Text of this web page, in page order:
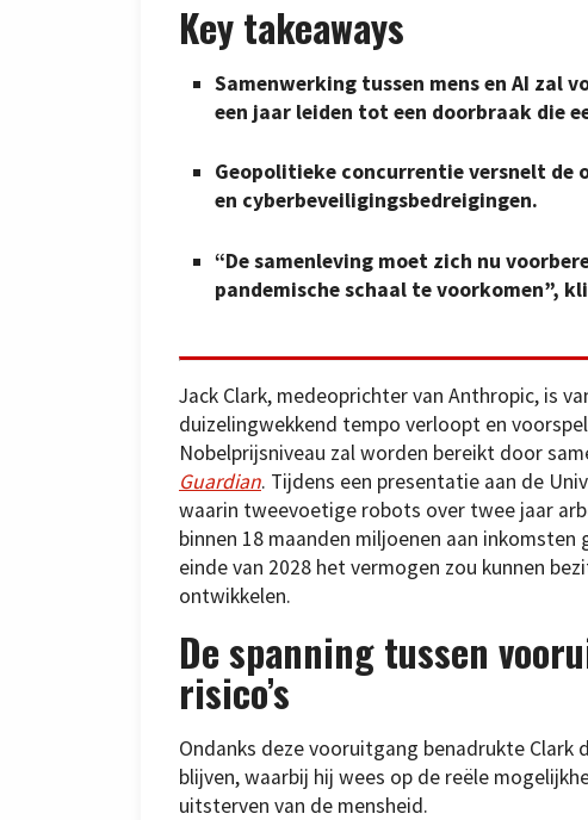
Key takeaways
Samenwerking tussen mens en AI zal
een jaar leiden tot een doorbraak die
Geopolitieke concurrentie versnelt de
en cyberbeveiligingsbedreigingen.
“De samenleving moet zich nu
pandemische schaal te voorkomen”,
Jack Clark, medeoprichter van Anthropic, is
duizelingwekkend tempo verloopt en
Nobelprijsniveau zal worden bereikt door
Guardian. Tijdens een presentatie aan de
waarin tweevoetige robots over twee jaar
binnen 18 maanden miljoenen aan
einde van 2028 het vermogen zou kunnen
ontwikkelen.
De spanning tussen
risico’s
Ondanks deze vooruitgang benadrukte
blijven, waarbij hij wees op de reële
uitsterven van de mensheid.